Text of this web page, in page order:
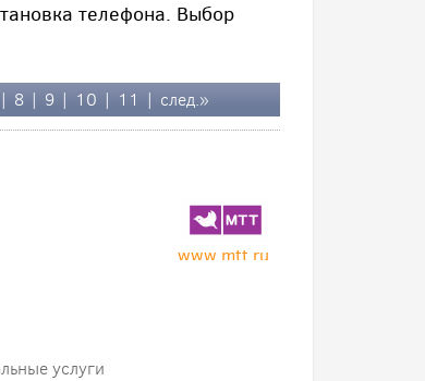
телефона. Выбор
| 8 | 9 | 10 | 11 | след.»
www.mtt.ru
услуги